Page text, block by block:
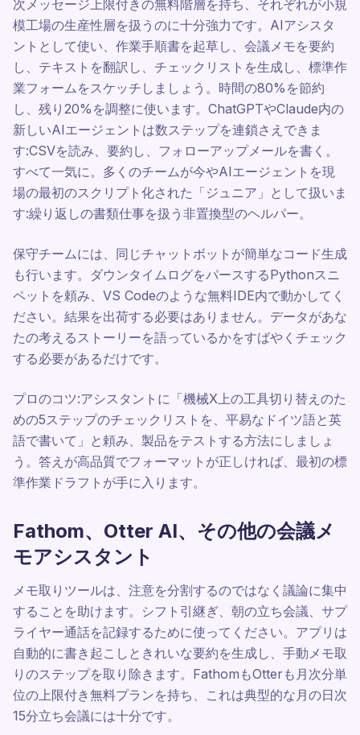
次メッセージ上限付きの無料階層を持ち、それぞれが小規
模工場の生産性層を扱うのに十分強力です。AIアシスタ
ントとして使い、作業手順書を起草し、会議メモを要約
し、テキストを翻訳し、チェックリストを生成し、標準作
業フォームをスケッチしましょう。時間の80%を節約
し、残り20%を調整に使います。ChatGPTやClaude内の
新しいAIエージェントは数ステップを連鎖さえできま
す:CSVを読み、要約し、フォローアップメールを書く。
すべて一気に。多くのチームが今やAIエージェントを現
場の最初のスクリプト化された「ジュニア」として扱いま
す:繰り返しの書類仕事を扱う非置換型のヘルパー。
保守チームには、同じチャットボットが簡単なコード生成
も行います。ダウンタイムログをパースするPythonスニ
ペットを頼み、VS Codeのような無料IDE内で動かしてく
ださい。結果を出荷する必要はありません。データがあな
たの考えるストーリーを語っているかをすばやくチェック
する必要があるだけです。
プロのコツ:アシスタントに「機械X上の工具切り替えのた
めの5ステップのチェックリストを、平易なドイツ語と英
語で書いて」と頼み、製品をテストする方法にしましょ
う。答えが高品質でフォーマットが正しければ、最初の標
準作業ドラフトが手に入ります。
Fathom、Otter AI、その他の会議メ
モアシスタント
メモ取りツールは、注意を分割するのではなく議論に集中
することを助けます。シフト引継ぎ、朝の立ち会議、サプ
ライヤー通話を記録するために使ってください。アプリは
自動的に書き起こしときれいな要約を生成し、手動メモ取
りのステップを取り除きます。FathomもOtterも月次分単
位の上限付き無料プランを持ち、これは典型的な月の日次
15分立ち会議には十分です。